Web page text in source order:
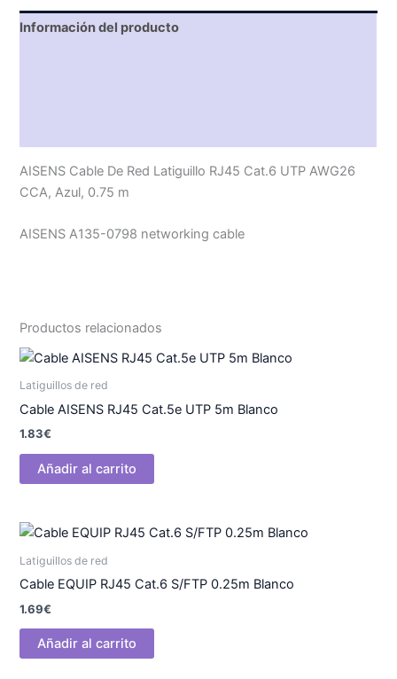
Información del producto
AISENS Cable De Red Latiguillo RJ45 Cat.6 UTP AWG26
CCA, Azul, 0.75 m
AISENS A135-0798 networking cable
Productos relacionados
Latiguillos de red
Cable AISENS RJ45 Cat.5e UTP 5m Blanco
1.83€
Añadir al carrito
Latiguillos de red
Cable EQUIP RJ45 Cat.6 S/FTP 0.25m Blanco
1.69€
Añadir al carrito